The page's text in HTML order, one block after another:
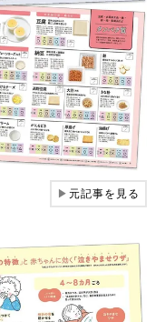
▶元記事を見る